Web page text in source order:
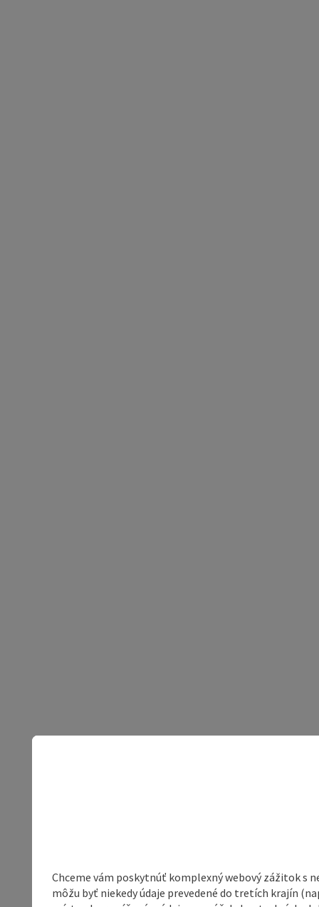
Chceme vám poskytnúť komplexný webový zážitok s
môžu byť niekedy údaje prevedené do tretích krajín